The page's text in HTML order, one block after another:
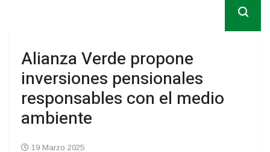
Alianza Verde propone
inversiones pensionales
responsables con el medio
ambiente
19 Marzo 2025